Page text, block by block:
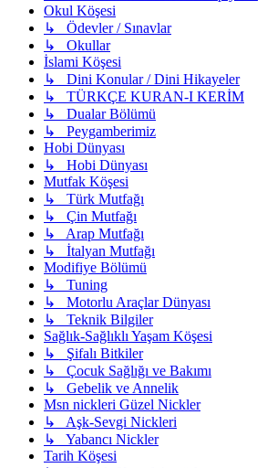
Okul Köşesi
↳ Ödevler / Sınavlar
↳ Okullar
İslami Köşesi
↳ Dini Konular / Dini Hikayeler
↳ TÜRKÇE KURAN-I KERİM
↳ Dualar Bölümü
↳ Peygamberimiz
Hobi Dünyası
↳ Hobi Dünyası
Mutfak Köşesi
↳ Türk Mutfağı
↳ Çin Mutfağı
↳ Arap Mutfağı
↳ İtalyan Mutfağı
Modifiye Bölümü
↳ Tuning
↳ Motorlu Araçlar Dünyası
↳ Teknik Bilgiler
Sağlık-Sağlıklı Yaşam Köşesi
↳ Şifalı Bitkiler
↳ Çocuk Sağlığı ve Bakımı
↳ Gebelik ve Annelik
Msn nickleri Güzel Nickler
↳ Aşk-Sevgi Nickleri
↳ Yabancı Nickler
Tarih Köşesi